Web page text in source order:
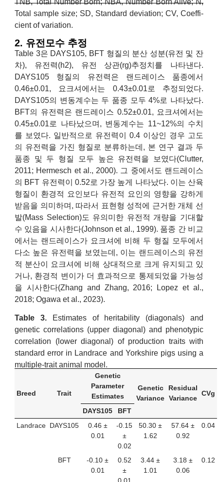
Total sample size; SD, Standard deviation; CV, Coeffi-
cient of variation.
2. 유전모수 추정
Table 3은 DAYS105, BFT 형질의 분산 성분(유전 및 잔
차), 유전력(h2), 유전 상관(rg)추정치를 나타낸다.
DAYS105 형질의 유전력은 랜드레이스 품종에서
0.46±0.01, 요크셔에서는 0.43±0.01로 추정되었다.
DAYS105의 변동계수는 두 품종 모두 4%로 나타났다.
BFT의 유전력은 랜드레이스 0.52±0.01, 요크셔에서는
0.45±0.01로 나타났으며, 변동계수는 11~12%의 수치
를 보였다. 일반적으로 유전력이 0.4 이상인 경우 고도
의 유전력을 가진 형질로 분류하는데, 본 연구 결과 두
품종 및 두 형질 모두 높은 유전력을 보였다(Clutter,
2011; Hermesch et al., 2000). 그 중에서도 랜드레이스
의 BFT 유전력이 0.52로 가장 높게 나타났다. 이는 산육
형질이 환경적 요인보다 유전적 요인의 영향을 강하게
받음을 의미하며, 따라서 표현형 성적에 근거한 개체 선
발(Mass Selection)도 유의미한 유전적 개량을 기대할
수 있음을 시사한다(Johnson et al., 1999). 품종 간 비교
에서는 랜드레이스가 요크셔에 비해 두 형질 모두에서
다소 높은 유전력을 보였는데, 이는 랜드레이스의 유전
적 분산이 요크셔에 비해 상대적으로 크게 유지되고 있
거나, 환경적 변이가 더 효과적으로 통제되었을 가능성
을 시사한다(Zhang and Zhang, 2016; Lopez et al.,
2018; Ogawa et al., 2023).
Table 3.Estimates of heritability (diagonals) and
genetic correlations (upper diagonal) and phenotypic
correlation (lower diagonal) of production traits with
standard error in Landrace and Yorkshire pigs using a
multiple-trait animal model.
Breed Trait
Genetic
Parameter
Estimates
Genetic
Variance
Residual
Variance
CVg
DAYS105
BFT
Landrace DAYS105
0.46 ±
0.01
-0.15
±
0.02
50.30 ±
1.62
57.64 ±
0.92
0.04
BFT
-0.10 ±
0.01
0.52
±
3.44 ±
1.01
3.18 ±
0.06
0.12